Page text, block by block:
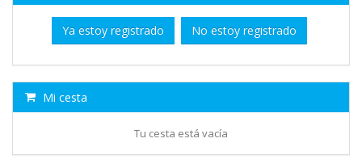
Ya estoy registrado No estoy registrado
Mi cesta
Tu cesta está vacía